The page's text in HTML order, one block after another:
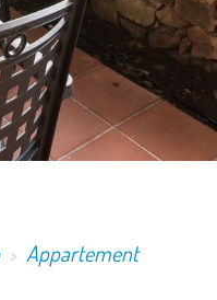
Appartement